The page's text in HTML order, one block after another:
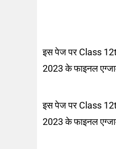
इस पेज पर Class
2023 के फाइनल
इस पेज पर Class
2023 के फाइनल